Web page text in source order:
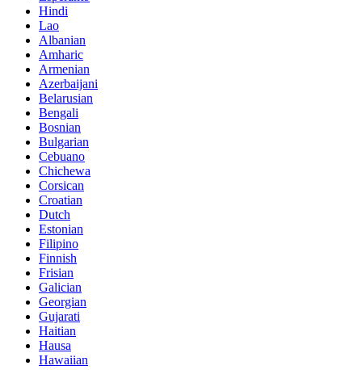
Hindi
Lao
Albanian
Amharic
Armenian
Azerbaijani
Belarusian
Bengali
Bosnian
Bulgarian
Cebuano
Chichewa
Corsican
Croatian
Dutch
Estonian
Filipino
Finnish
Frisian
Galician
Georgian
Gujarati
Haitian
Hausa
Hawaiian